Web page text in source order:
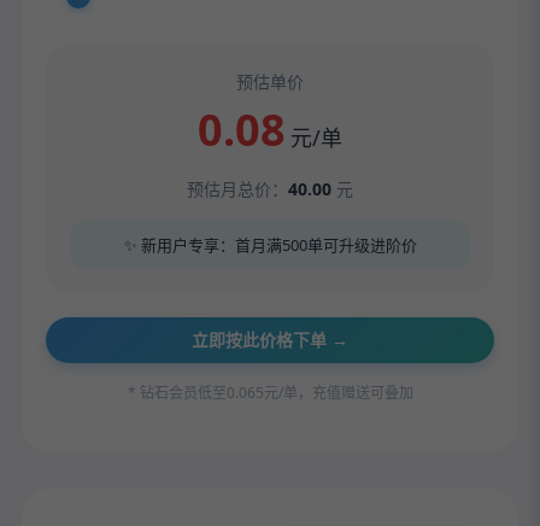
预估单价
0.08 元/单
预估月总价： 40.00 元
✨ 新用户专享：首月满500单可升级进阶价
立即按此价格下单 →
* 钻石会员低至0.065元/单，充值赠送可叠加